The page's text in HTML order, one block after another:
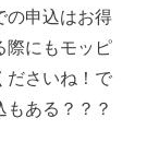
の申込はお得
際にもモッピ
ださいね！で
ある？？？